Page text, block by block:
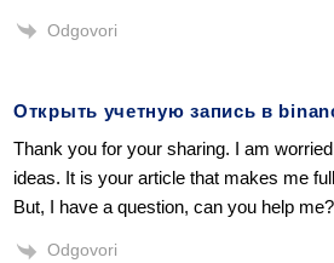
Odgovori
Открыть учетную запись в
Thank you for your sharing. I am
ideas. It is your article that makes me
But, I have a question, can you help me?
Odgovori